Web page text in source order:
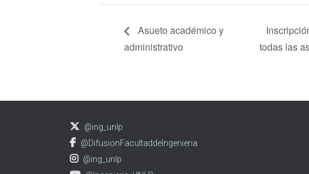
Asueto académico y
administrativo
todas las
@ing_unlp
@DifusionFacultaddeIngenieria
@ing_unlp